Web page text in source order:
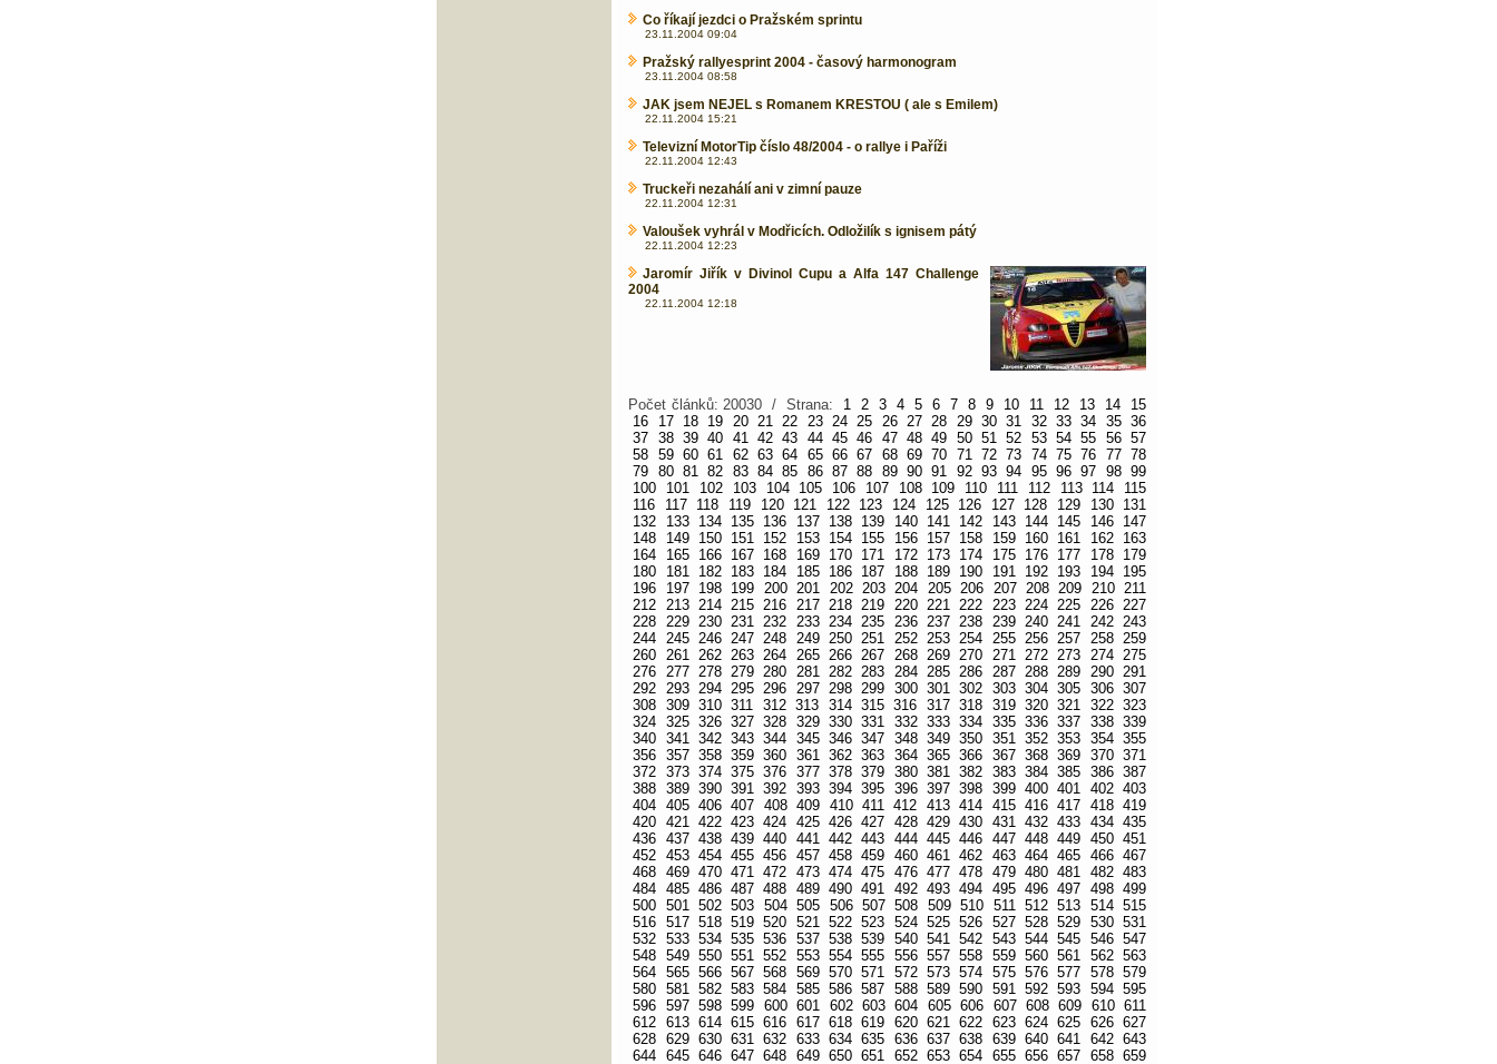
Co říkají jezdci o Pražském sprintu
23.11.2004 09:04
Pražský rallyesprint 2004 - časový harmonogram
23.11.2004 08:58
JAK jsem NEJEL s Romanem KRESTOU ( ale s Emilem)
22.11.2004 15:21
Televizní MotorTip číslo 48/2004 - o rallye i Paříži
22.11.2004 12:43
Truckeři nezahálí ani v zimní pauze
22.11.2004 12:31
Valoušek vyhrál v Modřicích. Odložilík s ignisem pátý
22.11.2004 12:23
Jaromír Jiřík v Divinol Cupu a Alfa 147 Challenge
2004
22.11.2004 12:18
Počet článků: 20030 / Strana: 1 2 3 4 5 6 7 8 9 10 11 12 13 14
15
16
17 18 19 20 21 22 23 24 25 26 27 28 29 30 31 32 33 34 35 36
37 38 39 40 41 42 43 44 45 46 47 48 49 50 51 52 53 54 55 56 57
58 59 60 61 62 63 64 65 66 67 68 69 70 71 72 73 74 75 76 77 78
79 80 81 82 83 84 85 86 87 88 89 90 91 92 93 94 95 96 97 98 99
100
101 102 103 104 105 106 107 108 109 110 111 112 113 114
115
116
117 118 119 120 121 122 123 124 125 126 127 128 129 130
131
132
133 134 135 136 137 138 139 140 141 142 143 144 145 146
147
148
149 150 151 152 153 154 155 156 157 158 159 160 161 162
163
164
165 166 167 168 169 170 171 172 173 174 175 176 177 178
179
180
181 182 183 184 185 186 187 188 189 190 191 192 193 194
195
196
197 198 199 200 201 202 203 204 205 206 207 208 209 210 211
212 213 214 215 216 217 218 219 220 221 222 223 224 225 226 227
228 229 230 231 232 233 234 235 236 237 238 239 240 241 242 243
244 245 246 247 248 249 250 251 252 253 254 255 256 257 258 259
260 261 262 263 264 265 266 267 268 269 270 271 272 273 274 275
276 277 278 279 280 281 282 283 284 285 286 287 288 289 290 291
292 293 294 295 296 297 298 299 300 301 302 303 304 305 306 307
308 309 310 311 312 313 314 315 316 317 318 319 320 321 322 323
324 325 326 327 328 329 330 331 332 333 334 335 336 337 338 339
340 341 342 343 344 345 346 347 348 349 350 351 352 353 354 355
356 357 358 359 360 361 362 363 364 365 366 367 368 369 370 371
372 373 374 375 376 377 378 379 380 381 382 383 384 385 386 387
388 389 390 391 392 393 394 395 396 397 398 399 400 401 402 403
404 405 406 407 408 409 410 411 412 413 414 415 416 417 418 419
420 421 422 423 424 425 426 427 428 429 430 431 432 433 434 435
436 437 438 439 440 441 442 443 444 445 446 447 448 449 450 451
452 453 454 455 456 457 458 459 460 461 462 463 464 465 466 467
468 469 470 471 472 473 474 475 476 477 478 479 480 481 482 483
484 485 486 487 488 489 490 491 492 493 494 495 496 497 498 499
500 501 502 503 504 505 506 507 508 509 510 511 512 513 514 515
516 517 518 519 520 521 522 523 524 525 526 527 528 529 530 531
532 533 534 535 536 537 538 539 540 541 542 543 544 545 546 547
548 549 550 551 552 553 554 555 556 557 558 559 560 561 562 563
564 565 566 567 568 569 570 571 572 573 574 575 576 577 578 579
580 581 582 583 584 585 586 587 588 589 590 591 592 593 594 595
596 597 598 599 600 601 602 603 604 605 606 607 608 609 610 611
612 613 614 615 616 617 618 619 620 621 622 623 624 625 626 627
628 629 630 631 632 633 634 635 636 637 638 639 640 641 642 643
644 645 646 647 648 649 650 651 652 653 654 655 656 657 658 659